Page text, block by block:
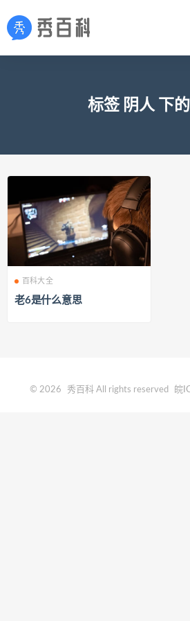
标签 阴人 下
百科大全
老6是什么意思
© 2026 秀百科 All rights reserved 皖